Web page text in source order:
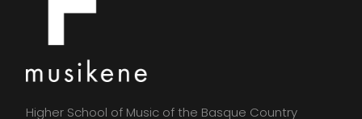
Higher School of Music of the Basque Country